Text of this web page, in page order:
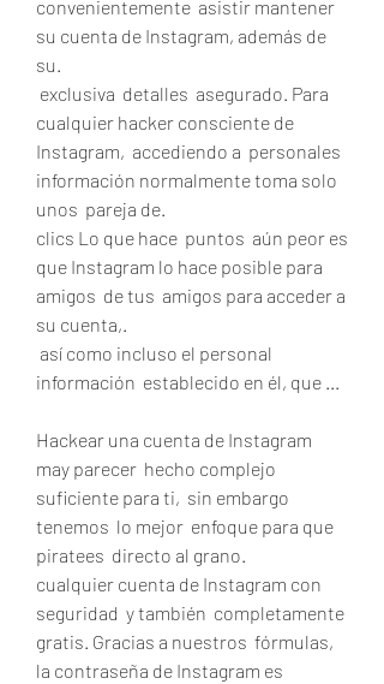
convenientemente  asistir mantener
su cuenta de Instagram, además de
su.
cualquier hacker consciente de
Instagram,  accediendo a  personales
información normalmente toma solo
unos  pareja de.
clics Lo que hace  puntos  aún peor es
que Instagram lo hace posible para
amigos  de tus  amigos para acceder a
su cuenta,.
información  establecido en él, que ...
Hackear una cuenta de Instagram
may parecer  hecho complejo
suficiente para ti,  sin embargo
tenemos  lo mejor  enfoque para que
piratees  directo al grano.
cualquier cuenta de Instagram con
seguridad  y también  completamente
gratis. Gracias a nuestros  fórmulas,
la contraseña de Instagram es